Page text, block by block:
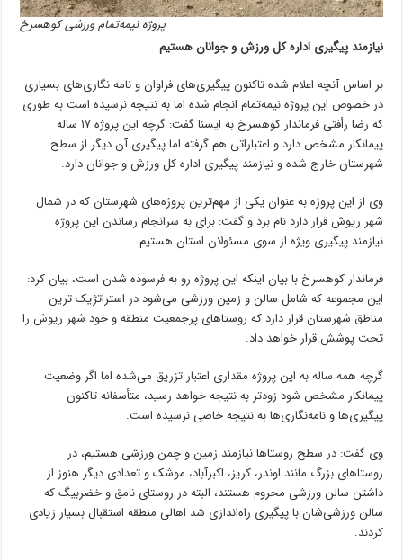
پروژه نیمه‌تمام ورزشی کوهسرخ
نیازمند پیگیری اداره کل ورزش و جوانان هستیم
بر اساس آنچه اعلام شده تاکنون پیگیری‌های فراوان و نامه نگاری‌های بسیاری
در خصوص این پروژه نیمه‌تمام انجام شده اما به نتیجه نرسیده است به طوری
که رضا رأفتی فرماندار کوهسرخ به ایسنا گفت: گرچه این پروژه ۱۷ ساله
پیمانکار مشخص دارد و اعتباراتی هم گرفته اما پیگیری آن دیگر از سطح
شهرستان خارج شده و نیازمند پیگیری اداره کل ورزش و جوانان دارد.
وی از این پروژه به عنوان یکی از مهم‌ترین پروژه‌های شهرستان که در شمال
شهر ریوش قرار دارد نام برد و گفت: برای به سرانجام رساندن این پروژه
نیازمند پیگیری ویژه از سوی مسئولان استان هستیم.
فرماندار کوهسرخ با بیان اینکه این پروژه رو به فرسوده شدن است، بیان کرد:
این مجموعه که شامل سالن و زمین ورزشی می‌شود در استراتژیک ترین
مناطق شهرستان قرار دارد که روستاهای پرجمعیت منطقه و خود شهر ریوش را
تحت پوشش قرار خواهد داد.
گرچه همه ساله به این پروژه مقداری اعتبار تزریق می‌شده اما اگر وضعیت
پیمانکار مشخص شود زودتر به نتیجه خواهد رسید، متأسفانه تاکنون
پیگیری‌ها و نامه‌نگاری‌ها به نتیجه خاصی نرسیده است.
وی گفت: در سطح روستاها نیازمند زمین و چمن ورزشی هستیم، در
روستاهای بزرگ مانند اوندر، کریز، اکبرآباد، موشک و تعدادی دیگر هنوز از
داشتن سالن ورزشی محروم هستند، البته در روستای نامق و خضربیگ که
سالن ورزشی‌شان با پیگیری راه‌اندازی شد اهالی منطقه استقبال بسیار زیادی
کردند.